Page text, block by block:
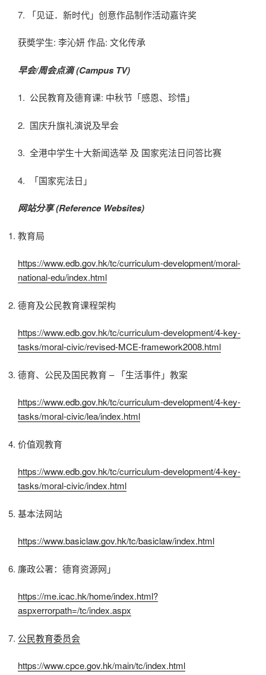
7. 「见证．新时代」创意作品制作活动嘉许奖
获奬学生: 李沁妍 作品: 文化传承
早会/周会点滴(Campus TV)
1. 公民教育及德育课: 中秋节「感恩、珍惜」
2. 国庆升旗礼演说及早会
3. 全港中学生十大新闻选举 及 国家宪法日问答比赛
4. 「国家宪法日」
网站分享 (Reference Websites)
教育局
https://www.edb.gov.hk/tc/curriculum-development/moral-
national-edu/index.html
德育及公民教育课程架构
https://www.edb.gov.hk/tc/curriculum-development/4-key-
tasks/moral-civic/revised-MCE-framework2008.html
德育、公民及国民教育 – 「生活事件」教案
https://www.edb.gov.hk/tc/curriculum-development/4-key-
tasks/moral-civic/lea/index.html
价值观教育
https://www.edb.gov.hk/tc/curriculum-development/4-key-
tasks/moral-civic/index.html
基本法网站
https://www.basiclaw.gov.hk/tc/basiclaw/index.html
廉政公署：德育资源网」
https://me.icac.hk/home/index.html?
aspxerrorpath=/tc/index.aspx
公民教育委员会
https://www.cpce.gov.hk/main/tc/index.html